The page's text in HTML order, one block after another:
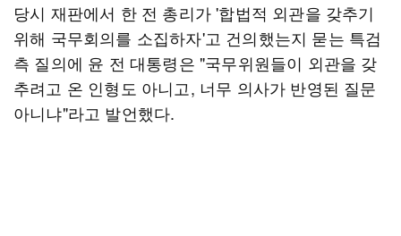
당시 재판에서 한 전 총리가 '합법적 외관을 갖추기
위해 국무회의를 소집하자'고 건의했는지 묻는 특검
측 질의에 윤 전 대통령은 "국무위원들이 외관을 갖
추려고 온 인형도 아니고, 너무 의사가 반영된 질문
아니냐"라고 발언했다.